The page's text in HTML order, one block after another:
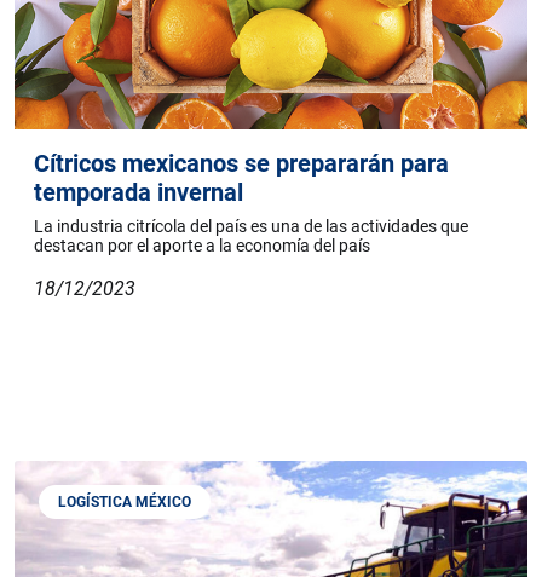
Cítricos mexicanos se prepararán para
temporada invernal
La industria citrícola del país es una de las actividades que
destacan por el aporte a la economía del país
18/12/2023
LOGÍSTICA MÉXICO